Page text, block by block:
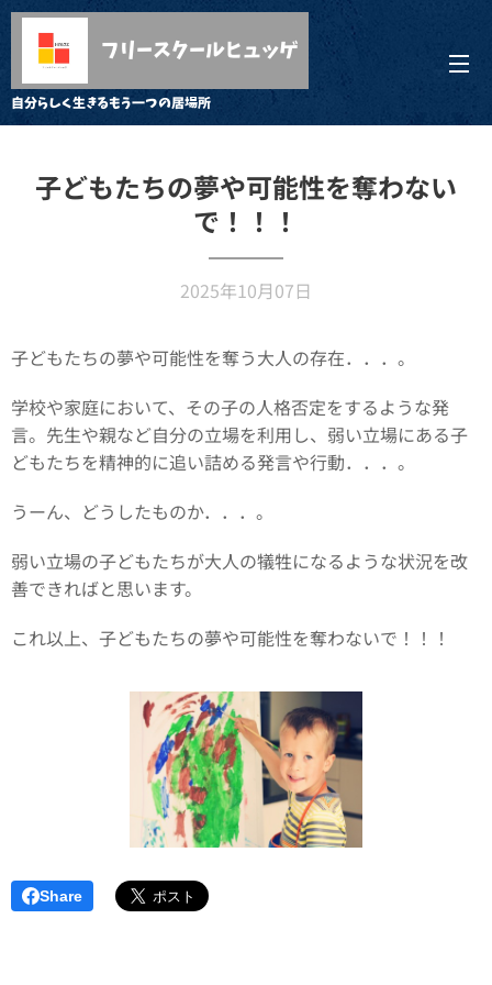
フリースクールヒュッゲ
自分らしく生きるもう一つの居場所
子どもたちの夢や可能性を奪わない
で！！！
2025年10月07日
子どもたちの夢や可能性を奪う大人の存在．．．。
学校や家庭において、その子の人格否定をするような発
言。先生や親など自分の立場を利用し、弱い立場にある子
どもたちを精神的に追い詰める発言や行動．．．。
うーん、どうしたものか．．．。
弱い立場の子どもたちが大人の犠牲になるような状況を改
善できればと思います。
これ以上、子どもたちの夢や可能性を奪わないで！！！
Share